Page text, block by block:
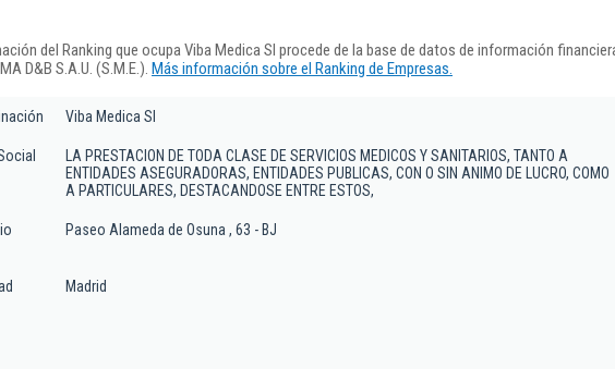
del Ranking que ocupa Viba Medica Sl procede de la base de datos de información
D&B S.A.U. (S.M.E.). Más información sobre el Ranking de Empresas.
Viba Medica Sl
LA PRESTACION DE TODA CLASE DE SERVICIOS MEDICOS Y SANITARIOS, TANTO A
ENTIDADES ASEGURADORAS, ENTIDADES PUBLICAS, CON O SIN ANIMO DE LUCRO, COMO
A PARTICULARES, DESTACANDOSE ENTRE ESTOS,
Paseo Alameda de Osuna , 63 - BJ
Madrid